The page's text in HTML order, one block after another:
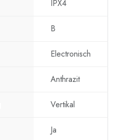
IPX4
B
Electronisch
Anthrazit
Vertikal
Ja